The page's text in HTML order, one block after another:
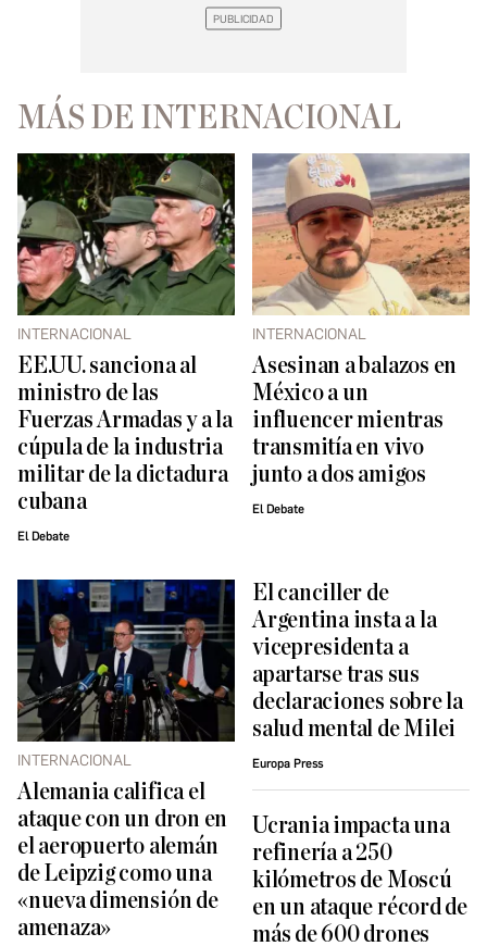
MÁS DE INTERNACIONAL
INTERNACIONAL
EE.UU. sanciona al
ministro de las
Fuerzas Armadas y a la
cúpula de la industria
militar de la dictadura
cubana
El Debate
INTERNACIONAL
Asesinan a balazos en
México a un
influencer mientras
transmitía en vivo
junto a dos amigos
El Debate
INTERNACIONAL
Alemania califica el
ataque con un dron en
el aeropuerto alemán
de Leipzig como una
«nueva dimensión de
amenaza»
El canciller de
Argentina insta a la
vicepresidenta a
apartarse tras sus
declaraciones sobre la
salud mental de Milei
Europa Press
Ucrania impacta una
refinería a 250
kilómetros de Moscú
en un ataque récord de
más de 600 drones